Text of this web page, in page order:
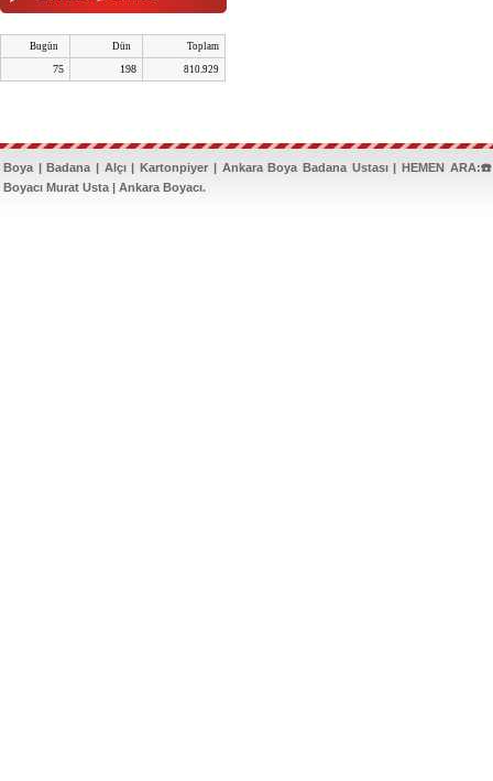
Bugün Dün Toplam
75 198 810.929
Boya | Badana | Alçı | Kartonpiyer | Ankara Boya Badana Ustası | HEMEN
Boyacı Murat Usta | Ankara Boyacı.